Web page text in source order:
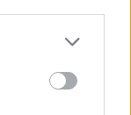
un suo
sala la figlia Silvia
fin